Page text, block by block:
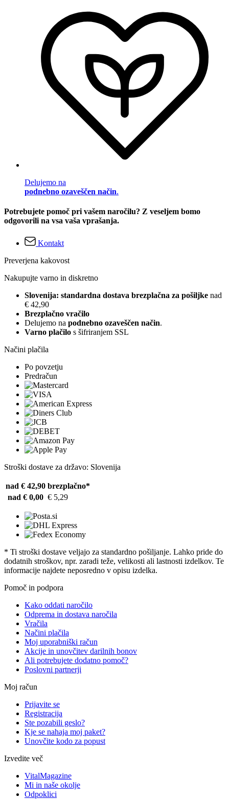
Delujemo na
podnebno ozaveščen način.
Potrebujete pomoč pri vašem naročilu? Z veseljem bomo
odgovorili na vsa vaša vprašanja.
Kontakt
Preverjena kakovost
Nakupujte varno in diskretno
Slovenija: standardna dostava brezplačna za pošiljke nad
€ 42,90
Brezplačno vračilo
Delujemo na podnebno ozaveščen način.
Varno plačilo s šifriranjem SSL
Načini plačila
Po povzetju
Predračun
Stroški dostave za državo: Slovenija
nad € 42,90 brezplačno*
nad € 0,00 € 5,29
* Ti stroški dostave veljajo za standardno pošiljanje. Lahko pride do
dodatnih stroškov, npr. zaradi teže, velikosti ali lastnosti izdelkov. Te
informacije najdete neposredno v opisu izdelka.
Pomoč in podpora
Kako oddati naročilo
Odprema in dostava naročila
Vračila
Načini plačila
Moj uporabniški račun
Akcije in unovčitev darilnih bonov
Ali potrebujete dodatno pomoč?
Poslovni partnerji
Moj račun
Prijavite se
Registracija
Ste pozabili geslo?
Kje se nahaja moj paket?
Unovčite kodo za popust
Izvedite več
VitalMagazine
Mi in naše okolje
Odpoklici